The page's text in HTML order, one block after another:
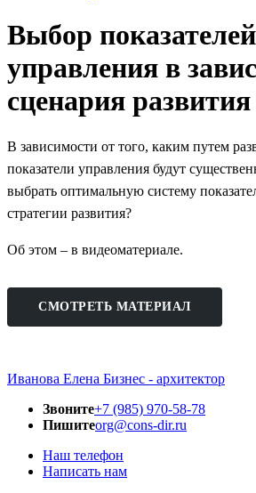
Выбор показателей
управления в
сценария развития
В зависимости от того, каким путем
показатели управления будут
выбрать оптимальную систему
стратегии развития?
Об этом – в видеоматериале.
СМОТРЕТЬ МАТЕРИАЛ
Иванова Елена Бизнес - архитектор
Звоните+7 (985) 970-58-78
Пишитеorg@cons-dir.ru
Наш телефон
Написать нам